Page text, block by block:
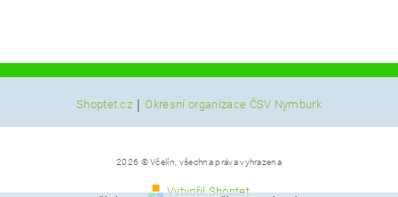
Shoptet.cz | Okresní organizace ČSV Nymburk
2026 © Včelín, všechna práva vyhrazena
Vytvořil Shoptet